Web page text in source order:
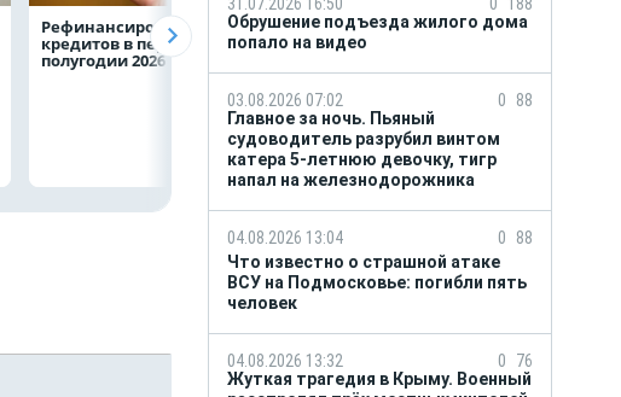
Рефинансирование
кредитов в первом
полугодии 2026 года
ВТБ предоставит 4,9
млрд рублей
складских
комплексов
Популяция
шесть раз
Обрушение подъезда жилого дома
попало на видео
03.08.2026 07:02 0
88
Главное за ночь. Пьяный
судоводитель разрубил винтом
катера 5-летнюю девочку, тигр
напал на железнодорожника
04.08.2026 13:04 0
88
Что известно о страшной атаке
ВСУ на Подмосковье: погибли пять
человек
04.08.2026 13:32 0
76
Жуткая трагедия в Крыму. Военный